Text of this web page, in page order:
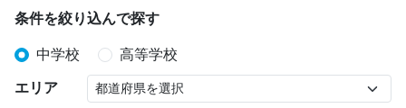
条件を絞り込んで探す
中学校 高等学校
エリア